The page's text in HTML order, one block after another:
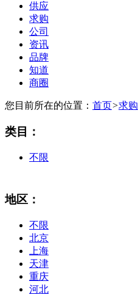
供应
求购
公司
资讯
品牌
知道
商圈
您目前所在的位置： 首页>求购
类目：
不限
地区：
不限
北京
上海
天津
重庆
河北